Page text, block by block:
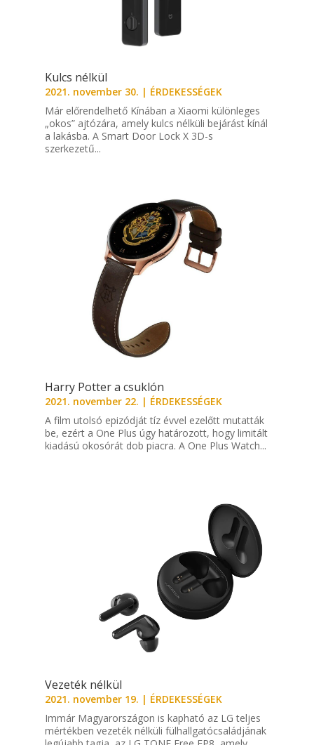
Kulcs nélkül
2021. november 30. | ÉRDEKESSÉGEK
Már előrendelhető Kínában a Xiaomi különleges
„okos” ajtózára, amely kulcs nélküli bejárást kínál
a lakásba. A Smart Door Lock X 3D-s
szerkezetű...
Harry Potter a csuklón
2021. november 22. | ÉRDEKESSÉGEK
A film utolsó epizódját tíz évvel ezelőtt mutatták
be, ezért a One Plus úgy határozott, hogy limitált
kiadású okosórát dob piacra. A One Plus Watch...
Vezeték nélkül
2021. november 19. | ÉRDEKESSÉGEK
Immár Magyarországon is kapható az LG teljes
mértékben vezeték nélküli fülhallgatócsaládjának